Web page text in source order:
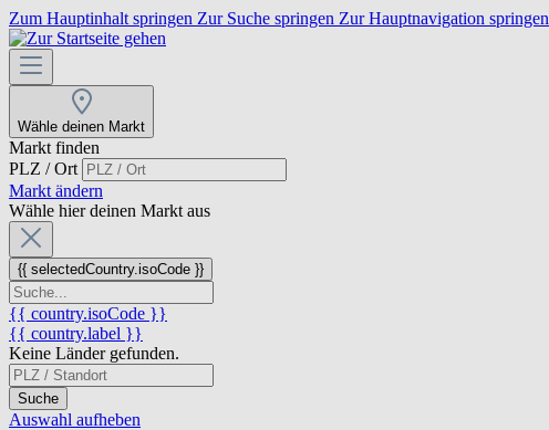
Zum Hauptinhalt springen Zur Suche springen Zur Hauptnavigation springen
Wähle deinen Markt
Markt finden
PLZ / Ort
Markt ändern
Wähle hier deinen Markt aus
{{ selectedCountry.isoCode }}
{{ country.isoCode }}
{{ country.label }}
Keine Länder gefunden.
Suche
Auswahl aufheben